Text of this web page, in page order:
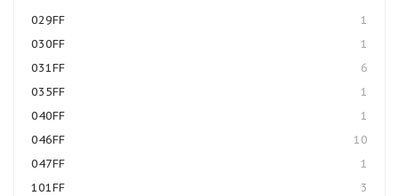
029FF
1
030FF
1
031FF
6
035FF
1
040FF
1
046FF
10
047FF
1
101FF
3